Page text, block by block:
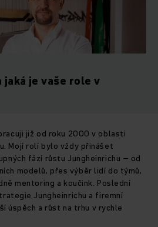
je vaše role v
již od roku 2000 v oblasti
Mojí rolí bylo vždy přinášet
fází růstu Jungheinrichu – od
modelů, přes výběr lidí do týmů,
mentoring a koučink. Poslední
Jungheinrichu a firemní
úspěch a růst na trhu v rychle